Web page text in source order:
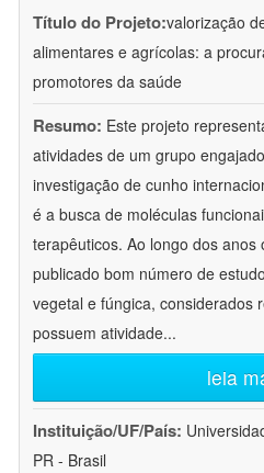
Título do Projeto:valorização
alimentares e agrícolas: a
promotores da saúde
Resumo: Este projeto
atividades de um grupo
investigação de cunho
é a busca de moléculas
terapêuticos. Ao longo dos
publicado bom número de
vegetal e fúngica, considerados
possuem atividade...
leia
Instituição/UF/País:
PR - Brasil